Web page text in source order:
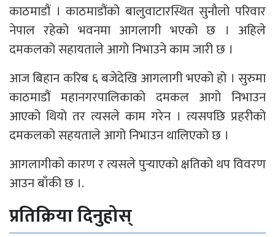
काठमाडौं । काठमाडौंको बालुवाटारस्थित सुनौलो परिवार
नेपाल रहेको भवनमा आगलागी भएको छ । अहिले
दमकलको सहायताले आगो निभाउने काम जारी छ ।
आज बिहान करिब ६ बजेदेखि आगलागी भएको हो । सुरुमा
काठमाडौं महानगरपालिकाको दमकल आगो निभाउन
आएको थियो तर त्यसले काम गरेन । त्यसपछि प्रहरीको
दमकलको सहयताले आगो निभाउन थालिएको छ ।
आगलागीको कारण र त्यसले पुर्‍याएको क्षतिको थप विवरण
आउन बाँकी छ ।.
प्रतिक्रिया दिनुहोस्